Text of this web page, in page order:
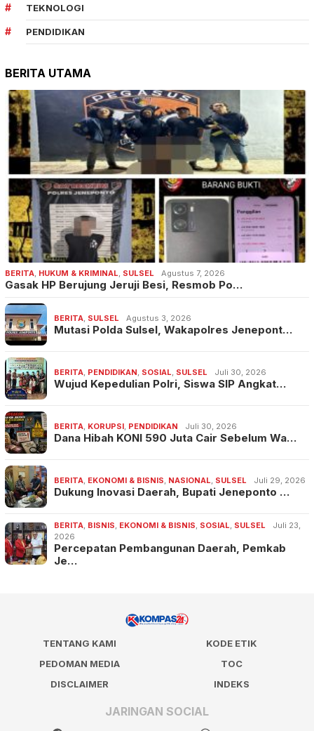
TEKNOLOGI
PENDIDIKAN
BERITA UTAMA
BERITA HUKUM & KRIMINAL SULSEL Agustus 7, 2026
Gasak HP Berujung Jeruji Besi, Resmob Po…
BERITA SULSEL Agustus 3, 2026
Mutasi Polda Sulsel, Wakapolres Jenepont…
BERITA PENDIDIKAN SOSIAL SULSEL Juli 30, 2026
Wujud Kepedulian Polri, Siswa SIP Angkat…
BERITA KORUPSI PENDIDIKAN Juli 30, 2026
Dana Hibah KONI 590 Juta Cair Sebelum Wa…
BERITA EKONOMI & BISNIS NASIONAL SULSEL Juli 29, 2026
Dukung Inovasi Daerah, Bupati Jeneponto …
BERITA BISNIS EKONOMI & BISNIS SOSIAL SULSEL
Juli 23,
2026
Percepatan Pembangunan Daerah, Pemkab
Je…
TENTANG KAMI
KODE ETIK
PEDOMAN MEDIA
TOC
DISCLAIMER
INDEKS
JARINGAN SOCIAL